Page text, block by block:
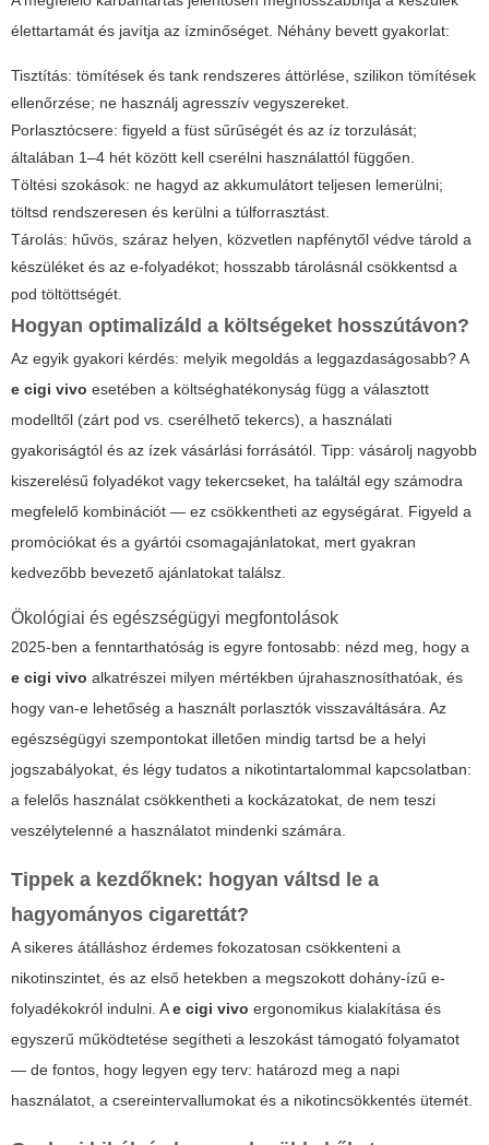
élettartamát és javítja az ízminőséget. Néhány bevett gyakorlat:
Tisztítás: tömítések és tank rendszeres áttörlése, szilikon tömítések
ellenőrzése; ne használj agresszív vegyszereket.
Porlasztócsere: figyeld a füst sűrűségét és az íz torzulását;
általában 1–4 hét között kell cserélni használattól függően.
Töltési szokások: ne hagyd az akkumulátort teljesen lemerülni;
töltsd rendszeresen és kerülni a túlforrasztást.
Tárolás: hűvös, száraz helyen, közvetlen napfénytől védve tárold a
készüléket és az e-folyadékot; hosszabb tárolásnál csökkentsd a
pod töltöttségét.
Hogyan optimalizáld a költségeket hosszútávon?
Az egyik gyakori kérdés: melyik megoldás a leggazdaságosabb? A
e cigi vivo esetében a költséghatékonyság függ a választott
modelltől (zárt pod vs. cserélhető tekercs), a használati
gyakoriságtól és az ízek vásárlási forrásától. Tipp: vásárolj nagyobb
kiszerelésű folyadékot vagy tekercseket, ha találtál egy számodra
megfelelő kombinációt — ez csökkentheti az egységárat. Figyeld a
promóciókat és a gyártói csomagajánlatokat, mert gyakran
kedvezőbb bevezető ajánlatokat találsz.
Ökológiai és egészségügyi megfontolások
2025-ben a fenntarthatóság is egyre fontosabb: nézd meg, hogy a
e cigi vivo alkatrészei milyen mértékben újrahasznosíthatóak, és
hogy van-e lehetőség a használt porlasztók visszaváltására. Az
egészségügyi szempontokat illetően mindig tartsd be a helyi
jogszabályokat, és légy tudatos a nikotintartalommal kapcsolatban:
a felelős használat csökkentheti a kockázatokat, de nem teszi
veszélytelenné a használatot mindenki számára.
Tippek a kezdőknek: hogyan váltsd le a
hagyományos cigarettát?
A sikeres átálláshoz érdemes fokozatosan csökkenteni a
nikotinszintet, és az első hetekben a megszokott dohány-ízű e-
folyadékokról indulni. Ae cigi vivo ergonomikus kialakítása és
egyszerű működtetése segítheti a leszokást támogató folyamatot
— de fontos, hogy legyen egy terv: határozd meg a napi
használatot, a csereintervallumokat és a nikotincsökkentés ütemét.